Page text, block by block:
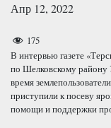
Апр 12, 2022
175
В интервью газете
по Шелковскому району
время
приступили к посеву
помощи и поддержки